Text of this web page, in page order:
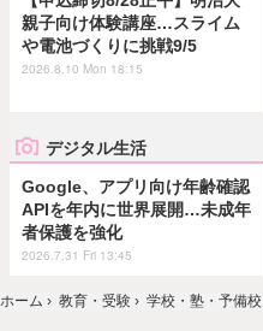
親子向け体験講座…スライム
や電池づくりに挑戦9/5
2026.8.10 Mon 18:15
デジタル生活
Google、アプリ向け年齢確認
APIを年内に世界展開…未成年
者保護を強化
2026.7.31 Fri 13:45
ホーム › 教育・受験 › 学校・塾・予備校